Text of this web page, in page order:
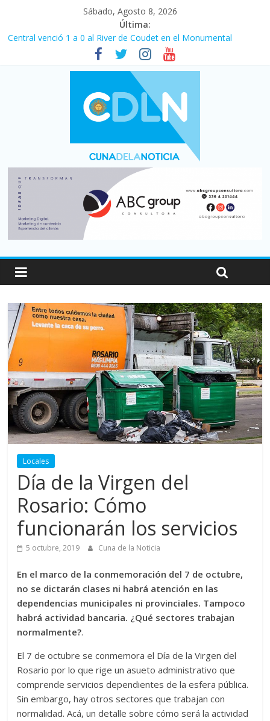
Sábado, Agosto 8, 2026
Última:
Central venció 1 a 0 al River de Coudet en el Monumental
La morosidad alcanzó su nivel más alto en dos décadas y ya
afecta a 400 mil deudores en Santa Fe
Desde que asumió Milei cerraron 41.000 kioscos: el sector
denuncia crisis como en 2001
Vacaciones de invierno con más movimiento y consumo
turístico: 4,6 millones de personas viajaron por el país, un 5,9%
Fuerte caída de la venta de autos usados en julio: bajó un 12,6%
Locales
Día de la Virgen del
Rosario: Cómo
funcionarán los servicios
5 octubre, 2019 Cuna de la Noticia
En el marco de la conmemoración del 7 de octubre,
no se dictarán clases ni habrá atención en las
dependencias municipales ni provinciales. Tampoco
habrá actividad bancaria. ¿Qué sectores trabajan
normalmente?.
El 7 de octubre se conmemora el Día de la Virgen del
Rosario por lo que rige un asueto administrativo que
comprende servicios dependientes de la esfera pública.
Sin embargo, hay otros sectores que trabajan con
normalidad. Acá, un detalle sobre cómo será la actividad